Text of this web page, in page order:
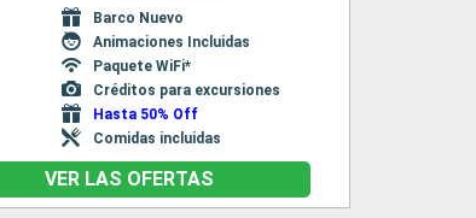
Barco Nuevo
Animaciones Incluidas
Paquete WiFi*
Créditos para excursiones
Hasta 50% Off
Comidas incluidas
VER LAS OFERTAS